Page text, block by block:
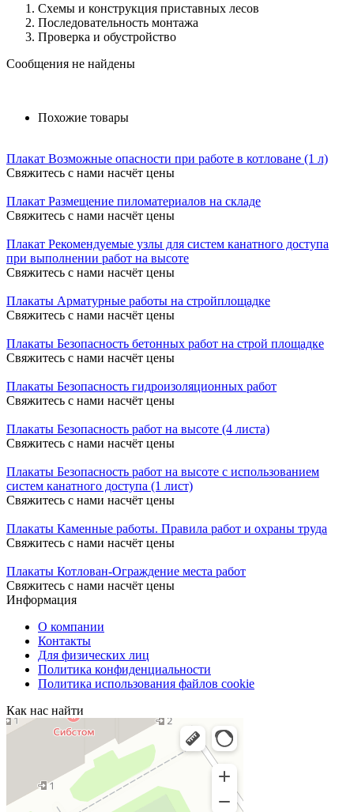
Схемы и конструкция приставных лесов
Последовательность монтажа
Проверка и обустройство
Сообщения не найдены
Похожие товары
Плакат Возможные опасности при работе в котловане (1 л)
Свяжитесь с нами насчёт цены
Плакат Размещение пиломатериалов на складе
Свяжитесь с нами насчёт цены
Плакат Рекомендуемые узлы для систем канатного доступа
при выполнении работ на высоте
Свяжитесь с нами насчёт цены
Плакаты Арматурные работы на стройплощадке
Свяжитесь с нами насчёт цены
Плакаты Безопасность бетонных работ на строй площадке
Свяжитесь с нами насчёт цены
Плакаты Безопасность гидроизоляционных работ
Свяжитесь с нами насчёт цены
Плакаты Безопасность работ на высоте (4 листа)
Свяжитесь с нами насчёт цены
Плакаты Безопасность работ на высоте с использованием
систем канатного доступа (1 лист)
Свяжитесь с нами насчёт цены
Плакаты Каменные работы. Правила работ и охраны труда
Свяжитесь с нами насчёт цены
Плакаты Котлован-Ограждение места работ
Свяжитесь с нами насчёт цены
Информация
О компании
Контакты
Для физических лиц
Политика конфиденциальности
Политика использования файлов cookie
Как нас найти